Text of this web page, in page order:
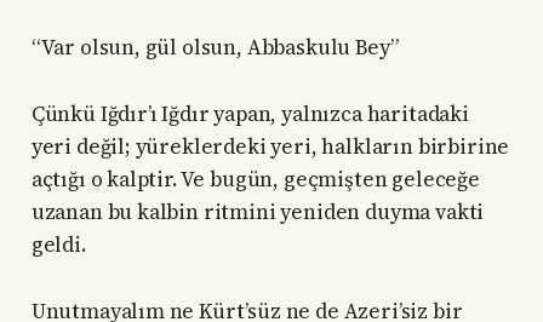
“Var olsun, gül olsun, Abbaskulu Bey”
Çünkü Iğdır’ı Iğdır yapan, yalnızca haritadaki
yeri değil; yüreklerdeki yeri, halkların birbirine
açtığı o kalptir. Ve bugün, geçmişten geleceğe
uzanan bu kalbin ritmini yeniden duyma vakti
geldi.
Unutmayalım ne Kürt’süz ne de Azeri’siz bir